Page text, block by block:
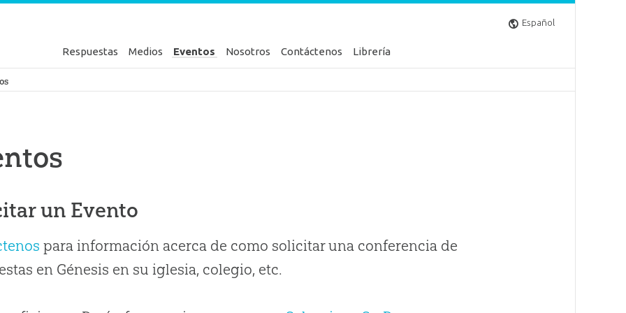
Español
Respuestas Medios Eventos Nosotros Contáctenos Librería
Génesis
un Evento
para información acerca de como solicitar una conferencia de
en Génesis en su iglesia, colegio, etc.